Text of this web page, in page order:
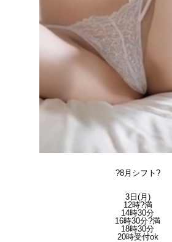
?8月シフト?
3日(月)
12時?満
14時30分
16時30分?満
18時30分
20時受付ok